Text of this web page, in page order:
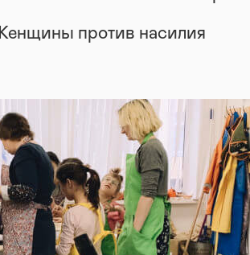
против насилия